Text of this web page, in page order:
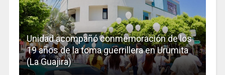
Unidad acompañó conmemoración de los
19 años de la toma guerrillera en Urumita
(La Guajira)